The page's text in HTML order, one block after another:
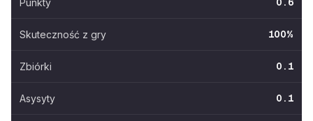
Punkty
Skuteczność z gry 100%
Zbiórki 0.1
Asysyty 0.1